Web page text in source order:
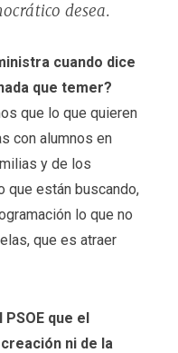
desea.
cuando dice
que temer?
que lo que quieren
con alumnos en
y de los
que están buscando,
lo que no
que es atraer
que el
ni de la